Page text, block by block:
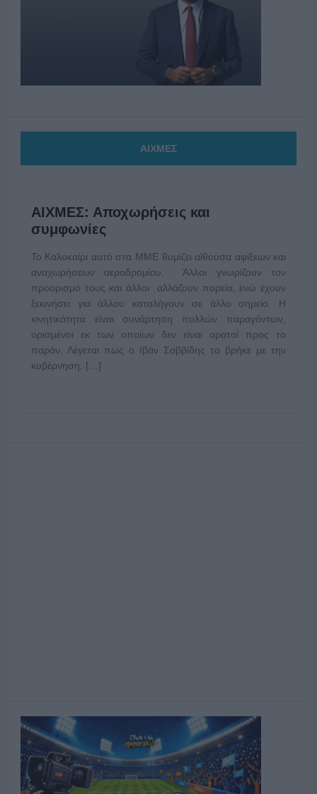
ΑΙΧΜΕΣ
ΑΙΧΜΕΣ: Αποχωρήσεις και
συμφωνίες
Το Καλοκαίρι αυτό στα ΜΜΕ θυμίζει αίθουσα αφίξεων και
αναχωρήσεων αεροδρομίου. Άλλοι γνωρίζουν τον
προορισμό τους και άλλοι αλλάζουν πορεία, ενώ έχουν
ξεκινήσει για άλλου καταλήγουν σε άλλο σημείο. Η
κινητικότητα είναι συνάρτηση πολλών παραγόντων,
ορισμένοι εκ των οποίων δεν είναι ορατοί προς το
παρόν. Λέγεται πως ο Ιβάν Σαββίδης τα βρήκε με την
κυβέρνηση, […]